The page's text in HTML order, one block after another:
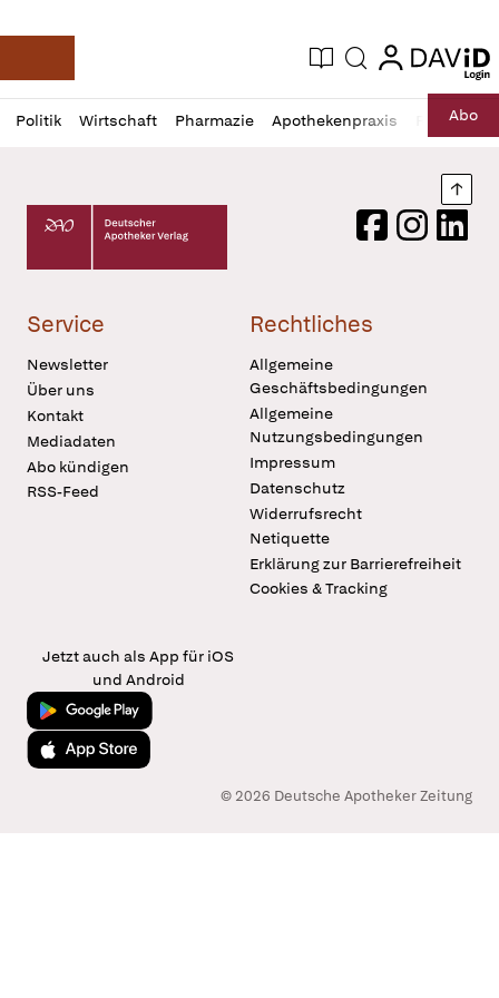
Deutsche Apotheker Zeitung
Aktuelle Ausgabe
Suche login
login
Politik Wirtschaft Pharmazie Apothekenpraxis RechtAbo
Profil
öffnen
Daz
Pur
Deutscher Apotheker Verlag Logo
FacebookInstagram
Service
Newsletter
Über uns
Kontakt
Mediadaten
Abo kündigen
RSS-Feed
Rechtliches
Allgemeine
Geschäftsbedingungen
Allgemeine
Nutzungsbedingungen
Impressum
Datenschutz
Widerrufsrecht
Netiquette
Erklärung zur Barrierefreiheit
Cookies & Tracking
Jetzt auch als App für iOS
und Android
Jetzt bei Google Play
Laden im App Store
© 2026 Deutsche Apotheker Zeitung